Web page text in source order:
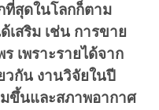
ที่สุดในโลกก็ตาม
เสริม เช่น การขาย
เพราะรายได้จาก
วกัน งานวิจัยในปี
ขึ้นและสภาพอากาศ